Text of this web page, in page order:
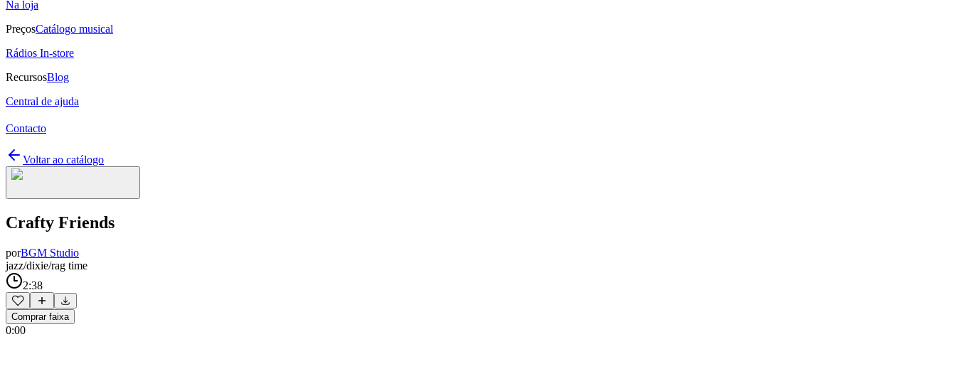
Na loja
PreçosCatálogo musical
Rádios In-store
RecursosBlog
Central de ajuda
Contacto
Voltar ao catálogo
Crafty Friends
porBGM Studio
jazz/dixie/rag time
2:38
Comprar faixa
0:00